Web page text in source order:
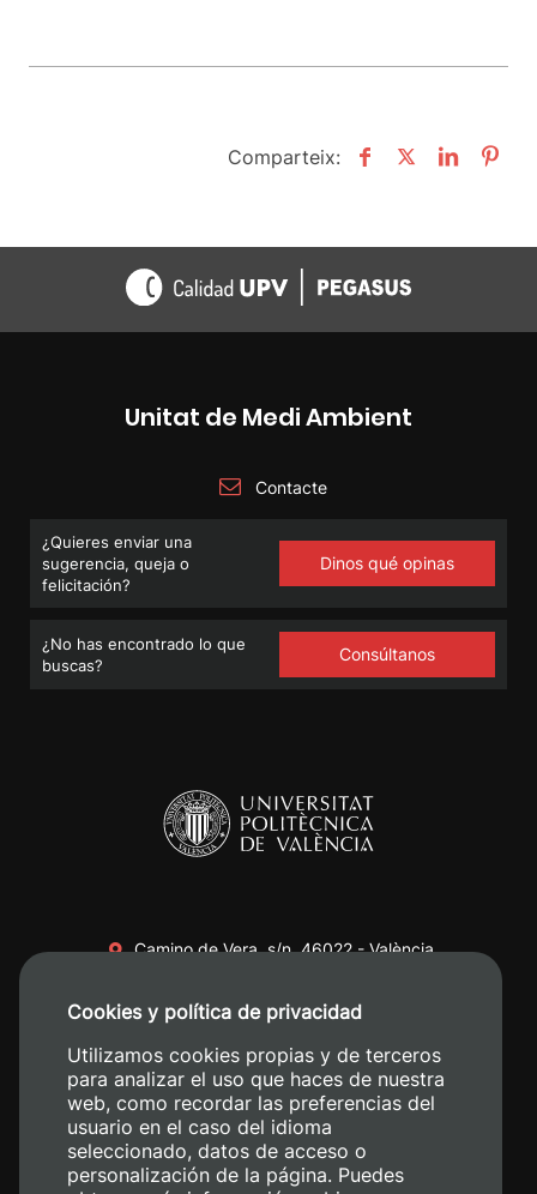
Comparteix:
Unitat de Medi Ambient
Contacte
¿Quieres enviar una
sugerencia, queja o
felicitación?
Dinos qué opinas
¿No has encontrado lo que
buscas?
Consúltanos
Camino de Vera, s/n. 46022 - València
+34 620 04 00 50
Cookies y política de privacidad
Utilizamos cookies propias y de terceros
para analizar el uso que haces de nuestra
web, como recordar las preferencias del
usuario en el caso del idioma
seleccionado, datos de acceso o
personalización de la página. Puedes